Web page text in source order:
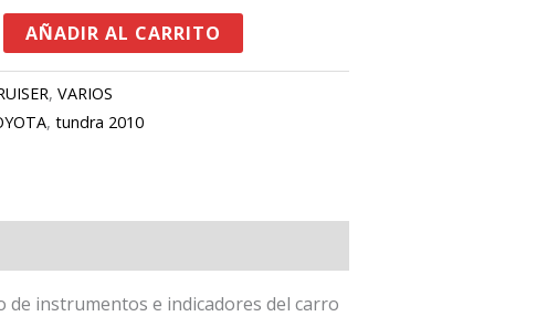
AÑADIR AL CARRITO
,VARIOS
,tundra 2010
instrumentos e indicadores del carro